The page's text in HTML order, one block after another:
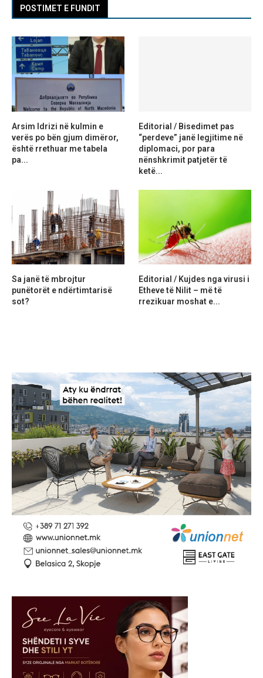
POSTIMET E FUNDIT
Arsim Idrizi në kulmin e
verës po bën gjum dimëror,
është rrethuar me tabela
pa...
Editorial / Bisedimet pas
“perdeve” janë legjitime në
diplomaci, por para
nënshkrimit patjetër të
ketë...
Sa janë të mbrojtur
punëtorët e ndërtimtarisë
sot?
Editorial / Kujdes nga virusi i
Etheve të Nilit – më të
rrezikuar moshat e...